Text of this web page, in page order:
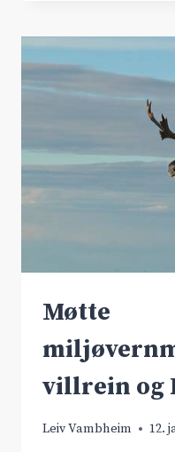
Møtte
villrein og
Leiv Vambheim 12.